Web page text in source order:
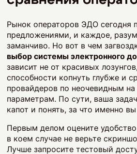
Рынок операторов ЭДО сегодня
предложениями, и каждое,
заманчиво. Но вот в чем
выбор системы электронного
зависит не от красивых
способности копнуть глубже и
провайдеров по неочевидным на
параметрам. По сути, ваша
капот и понять, за что именно вы
Первым делом оцените
в коем случае не верьте
Лучше запросите тестовый